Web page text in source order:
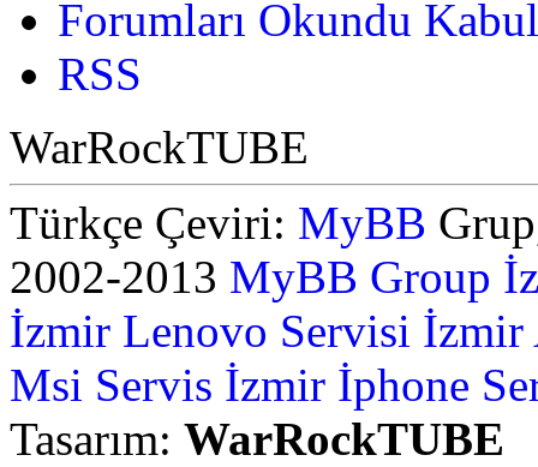
Forumları Okundu
RSS
WarRockTUBE
Türkçe Çeviri: MyBB
2002-2013 MyBB Group
İzmir Lenovo Servisi İzmir
Msi Servis İzmir İphone
Tasarım: WarRockTUBE